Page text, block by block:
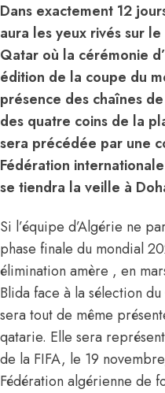
Dans exactement 12
aura les yeux rivés sur
Qatar où la cérémonie
édition de la coupe du
présence des chaînes
des quatre coins de la
sera précédée par une
Fédération
se tiendra la veille à
Si l’équipe d’Algérie ne
phase finale du mondial
élimination amère , en
Blida face à la sélection
sera tout de même
qatarie. Elle sera
de la FIFA, le 19
Fédération algérienne de